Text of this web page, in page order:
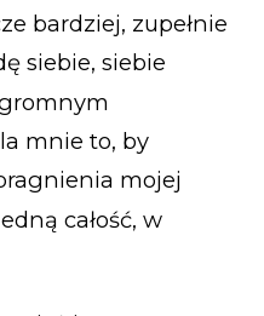
bardziej, zupełnie
siebie, siebie
mnie to, by
mojej
całość, w